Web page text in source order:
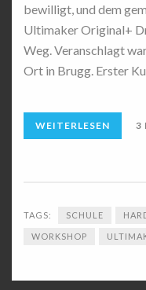
bewilligt, und dem
Ultimaker Original+
Weg. Veranschlagt
Ort in Brugg. Erster
WEITERLESEN 3
TAGS: SCHULE
WORKSHOP